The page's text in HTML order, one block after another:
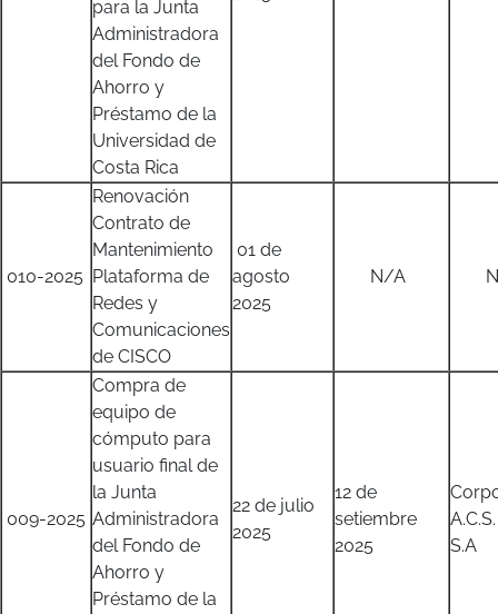
para la Junta
Administradora
del Fondo de
Ahorro y
Préstamo de la
Universidad de
Costa Rica
010-2025
Renovación
Contrato de
Mantenimiento
Plataforma de
Redes y
Comunicaciones
de CISCO
01 de
agosto
2025
N/A
009-2025
Compra de
equipo de
cómputo para
usuario final de
la Junta
Administradora
del Fondo de
Ahorro y
Préstamo de la
22 de julio
2025
12 de
setiembre
2025
S.A